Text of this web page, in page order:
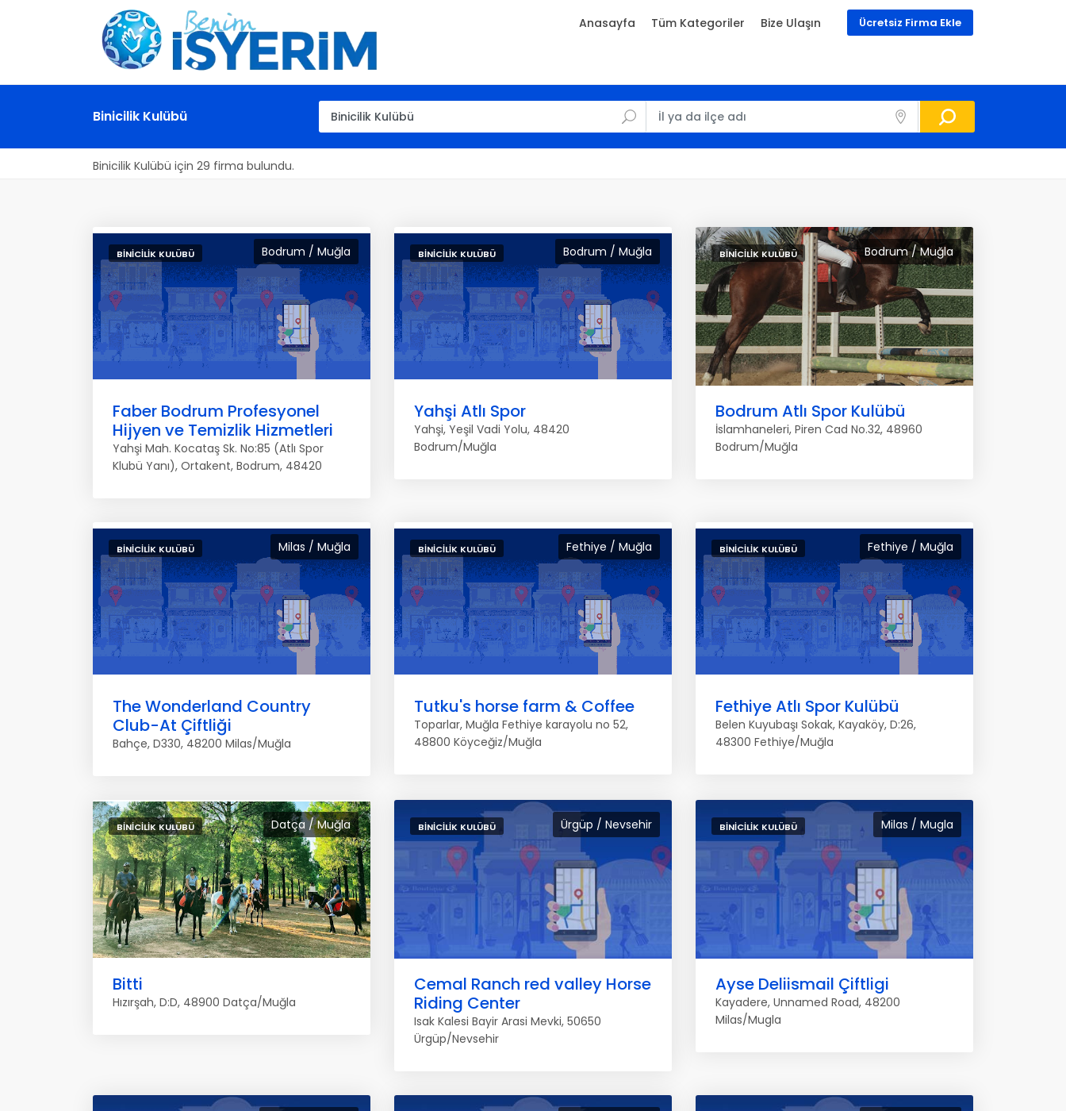
Ücretsiz Firma Ekle
Anasayfa Tüm Kategoriler Bize Ulaşın
Binicilik Kulübü
Binicilik Kulübü için 29 firma bulundu.
Bodrum / Muğla
BINICILIK KULÜBÜ
Faber Bodrum Profesyonel
Hijyen ve Temizlik Hizmetleri
Yahşi Mah. Kocataş Sk. No:85 (Atlı Spor
Klubü Yanı), Ortakent, Bodrum, 48420
Bodrum / Muğla
BINICILIK KULÜBÜ
Yahşi Atlı Spor
Yahşi, Yeşil Vadi Yolu, 48420
Bodrum/Muğla
Bodrum / Muğla
BINICILIK KULÜBÜ
Bodrum Atlı Spor Kulübü
İslamhaneleri, Piren Cad No.32, 48960
Bodrum/Muğla
Milas / Muğla
BINICILIK KULÜBÜ
The Wonderland Country
Club-At Çiftliği
Bahçe, D330, 48200 Milas/Muğla
Fethiye / Muğla
BINICILIK KULÜBÜ
Tutku's horse farm & Coffee
Toparlar, Muğla Fethiye karayolu no 52,
48800 Köyceğiz/Muğla
Fethiye / Muğla
BINICILIK KULÜBÜ
Fethiye Atlı Spor Kulübü
Belen Kuyubaşı Sokak, Kayaköy, D:26,
48300 Fethiye/Muğla
Datça / Muğla
BINICILIK KULÜBÜ
Bitti
Hızırşah, D:D, 48900 Datça/Muğla
Ürgüp / Nevsehir
BINICILIK KULÜBÜ
Cemal Ranch red valley Horse
Riding Center
Isak Kalesi Bayir Arasi Mevki, 50650
Ürgüp/Nevsehir
Milas / Mugla
BINICILIK KULÜBÜ
Ayse Deliismail Çiftligi
Kayadere, Unnamed Road, 48200
Milas/Mugla